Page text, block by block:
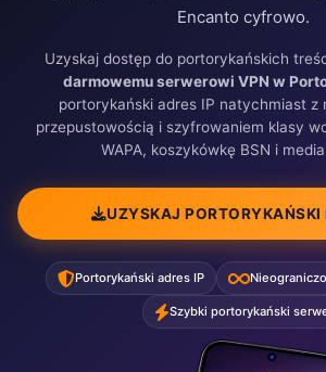
Encanto cyfrowo.
Uzyskaj dostęp do portorykańskich
darmowemu serwerowi VPN w
portorykański adres IP natychmiast z
przepustowością i szyfrowaniem klasy
WAPA, koszykówkę BSN i
UZYSKAJ PORTORYKAŃSKI
Portorykański adres IP
Szybki portorykański